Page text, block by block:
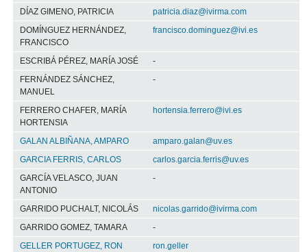
DÍAZ GIMENO, PATRICIA
patricia.diaz@ivirma.com
DOMÍNGUEZ HERNÁNDEZ,
FRANCISCO
francisco.dominguez@ivi.es
ESCRIBÁ PÉREZ, MARÍA JOSÉ
-
FERNÁNDEZ SÁNCHEZ,
MANUEL
-
FERRERO CHAFER, MARÍA
HORTENSIA
hortensia.ferrero@ivi.es
GALAN ALBIÑANA, AMPARO
amparo.galan@uv.es
GARCIA FERRIS, CARLOS
carlos.garcia.ferris@uv.es
GARCÍA VELASCO, JUAN
ANTONIO
-
GARRIDO PUCHALT, NICOLÁS
nicolas.garrido@ivirma.com
GARRIDO GOMEZ, TAMARA
-
GELLER PORTUGEZ, RON
ron.geller